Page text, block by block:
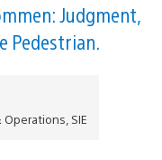
Judgment,
Pedestrian.
SIE